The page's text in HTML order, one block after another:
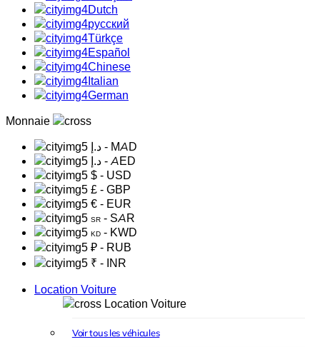
Dutch
русский
Türkçe
Español
Chinese
Italian
German
Monnaie
د.إ - MAD
د.إ - AED
$ - USD
£ - GBP
€ - EUR
SR - SAR
KD - KWD
₽ - RUB
₹ - INR
Location Voiture
Location Voiture
Voir tous les véhicules